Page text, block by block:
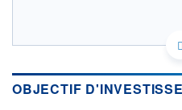
OPCVM DERNIER COURS
OBJECTIF